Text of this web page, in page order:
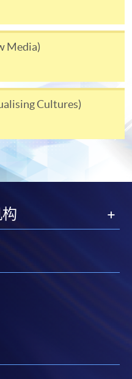
）缴付学费，详情请
。
开课，为免邮递延误报
如课程因报名人数不足
概不退还。如获学院批
）方式缴交之款项，将
款项，退款将直接退还
，个别课程或有其他额
科职员。
，可酌情处理。转读申
或本票、付款收据或个
Media)
Cultures)